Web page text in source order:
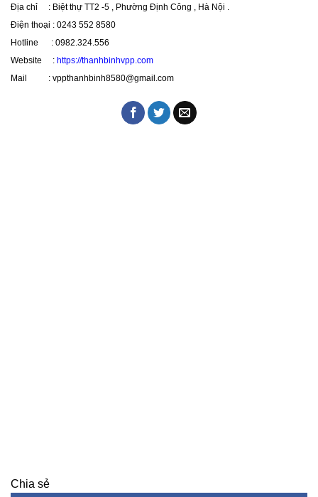
Địa chỉ : Biệt thự TT2 -5 , Phường Định Công , Hà Nội .
Điện thoại : 0243 552 8580
Hotline : 0982.324.556
Website : https://thanhbinhvpp.com
Mail : vppthanhbinh8580@gmail.com
Chia sẻ